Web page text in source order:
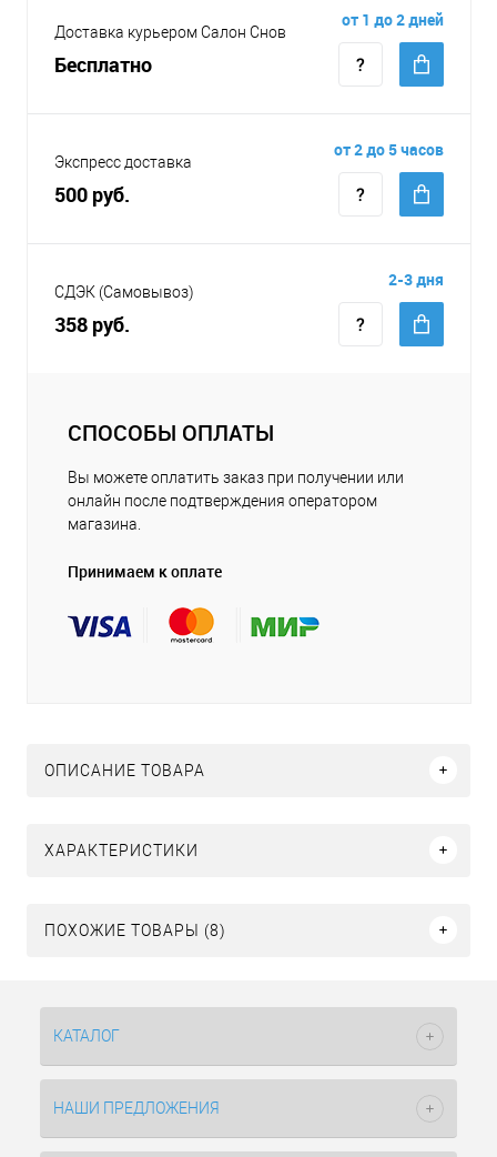
Доставка курьером Салон Снов
Бесплатно
от 1 до 2 дней
Экспресс доставка
500 руб.
от 2 до 5 часов
СДЭК (Самовывоз)
358 руб.
2-3 дня
СПОСОБЫ ОПЛАТЫ
Вы можете оплатить заказ при получении или
онлайн после подтверждения оператором
магазина.
Принимаем к оплате
ОПИСАНИЕ ТОВАРА
ХАРАКТЕРИСТИКИ
ПОХОЖИЕ ТОВАРЫ (8)
КАТАЛОГ
НАШИ ПРЕДЛОЖЕНИЯ